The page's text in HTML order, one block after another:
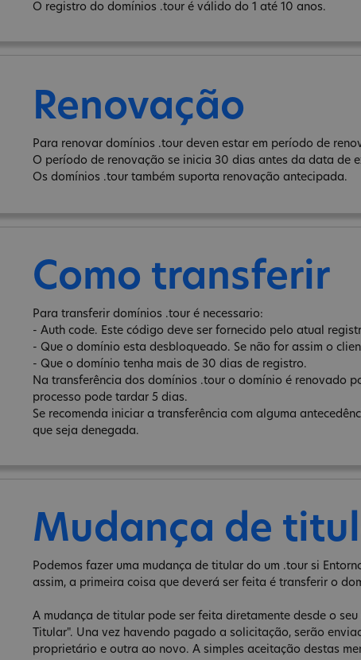
O registro do domínios .tour é válido do 1 até 10 anos.
Renovação
Para renovar domínios .tour deven estar em período de
O período de renovação se inicia 30 dias antes da data de
Os domínios .tour também suporta renovação antecipada.
Como transferir
Para transferir domínios .tour é necessario:
- Auth code. Este código deve ser fornecido pelo atual
- Que o domínio esta desbloqueado. Se não for assim o
- Que o domínio tenha mais de 30 dias de registro.
Na transferência dos domínios .tour o domínio é renovado
processo pode tardar 5 dias.
Se recomenda iniciar a transferência com alguma
que seja denegada.
Mudança de
Podemos fazer uma mudança de titular do um .tour si
assim, a primeira coisa que deverá ser feita é transferir o
A mudança de titular pode ser feita diretamente desde o
Titular". Una vez havendo pagado a solicitação, serão
proprietário e outra ao novo. A simples aceitação destas